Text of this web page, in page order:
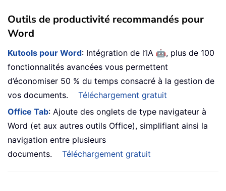
Outils de productivité recommandés pour
Word
Kutools pour Word: Intégration de l’IA 🤖, plus de 100
fonctionnalités avancées vous permettent
d’économiser 50 % du temps consacré à la gestion de
vos documents.
Téléchargement gratuit
Office Tab: Ajoute des onglets de type navigateur à
Word (et aux autres outils Office), simplifiant ainsi la
navigation entre plusieurs
documents.
Téléchargement gratuit